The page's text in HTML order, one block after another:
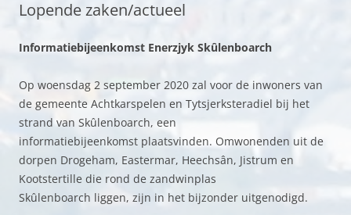
Lopende zaken/actueel
Informatiebijeenkomst Enerzjyk Skûlenboarch
Op woensdag 2 september 2020 zal voor de inwoners van
de gemeente Achtkarspelen en Tytsjerksteradiel bij het
strand van Skûlenboarch, een
informatiebijeenkomst plaatsvinden. Omwonenden uit de
dorpen Drogeham, Eastermar, Heechsân, Jistrum en
Kootstertille die rond de zandwinplas
Skûlenboarch liggen, zijn in het bijzonder uitgenodigd.